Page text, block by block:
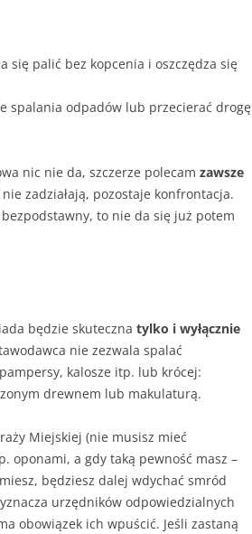
się palić bez kopcenia i oszczędza się
spalania odpadów lub przecierać drogę
nic nie da, szczerze polecam zawsze
zadziałają, pozostaje konfrontacja.
to nie da się już potem
będzie skuteczna tylko i wyłącznie
nie zezwala spalać
kalosze itp. lub krócej:
drewnem lub makulaturą.
Miejskiej (nie musisz mieć
oponami, a gdy taką pewność masz –
będziesz dalej wdychać smród
urzędników odpowiedzialnych
obowiązek ich wpuścić. Jeśli zastaną